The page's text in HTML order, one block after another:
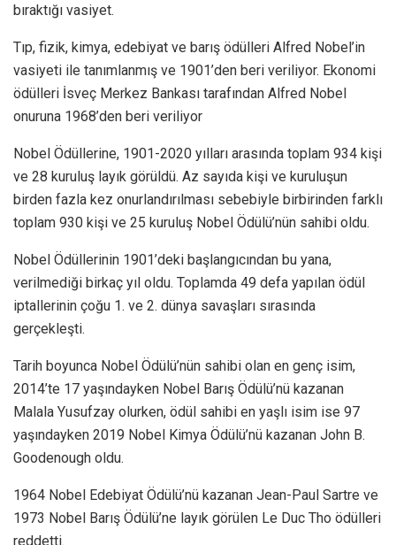
bıraktığı vasiyet.
Tıp, fizik, kimya, edebiyat ve barış ödülleri Alfred Nobel’in
vasiyeti ile tanımlanmış ve 1901’den beri veriliyor. Ekonomi
ödülleri İsveç Merkez Bankası tarafından Alfred Nobel
onuruna 1968’den beri veriliyor
Nobel Ödüllerine, 1901-2020 yılları arasında toplam 934 kişi
ve 28 kuruluş layık görüldü. Az sayıda kişi ve kuruluşun
birden fazla kez onurlandırılması sebebiyle birbirinden farklı
toplam 930 kişi ve 25 kuruluş Nobel Ödülü’nün sahibi oldu.
Nobel Ödüllerinin 1901’deki başlangıcından bu yana,
verilmediği birkaç yıl oldu. Toplamda 49 defa yapılan ödül
iptallerinin çoğu 1. ve 2. dünya savaşları sırasında
gerçekleşti.
Tarih boyunca Nobel Ödülü’nün sahibi olan en genç isim,
2014’te 17 yaşındayken Nobel Barış Ödülü’nü kazanan
Malala Yusufzay olurken, ödül sahibi en yaşlı isim ise 97
yaşındayken 2019 Nobel Kimya Ödülü’nü kazanan John B.
Goodenough oldu.
1964 Nobel Edebiyat Ödülü’nü kazanan Jean-Paul Sartre ve
1973 Nobel Barış Ödülü’ne layık görülen Le Duc Tho ödülleri
reddetti.